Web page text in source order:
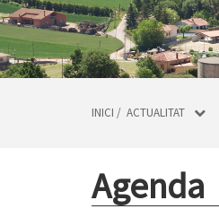
INICI / ACTUALITAT
Agenda